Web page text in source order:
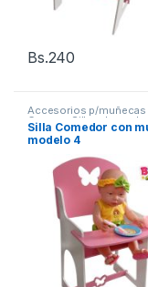
Bs.240
Accesorios p/muñecas
Cunas y Sillas de
Silla Comedor con
modelo 4